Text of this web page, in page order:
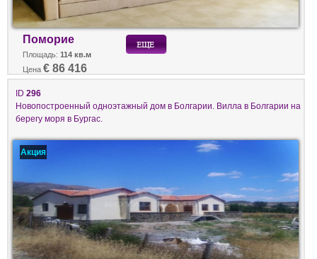
Поморие
Площадь: 114 кв.м
Цена € 86 416
ID 296
Новопостроенный одноэтажный дом в Болгарии. Вилла в Болгарии на
берегу моря в Бургас.
Акция